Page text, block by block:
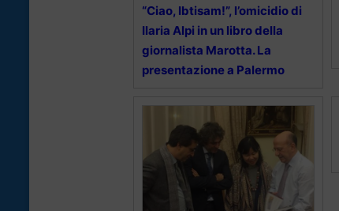
“Ciao, Ibtisam!”, l’omicidio di
Ilaria Alpi in un libro della
giornalista Marotta. La
presentazione a Palermo